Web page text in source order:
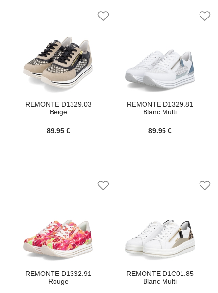
REMONTE D1329.03
Beige
89.95 €
REMONTE D1329.81
Blanc Multi
89.95 €
REMONTE D1332.91
Rouge
REMONTE D1C01.85
Blanc Multi